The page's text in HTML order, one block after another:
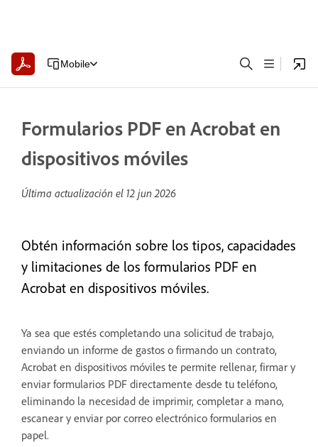
Mobile
Formularios PDF en Acrobat en
dispositivos móviles
Última actualización el 12 jun 2026
Obtén información sobre los tipos, capacidades
y limitaciones de los formularios PDF en
Acrobat en dispositivos móviles.
Ya sea que estés completando una solicitud de trabajo,
enviando un informe de gastos o firmando un contrato,
Acrobat en dispositivos móviles te permite rellenar, firmar y
enviar formularios PDF directamente desde tu teléfono,
eliminando la necesidad de imprimir, completar a mano,
escanear y enviar por correo electrónico formularios en
papel.